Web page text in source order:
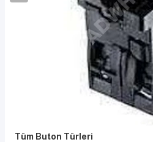
Tüm Buton Türleri